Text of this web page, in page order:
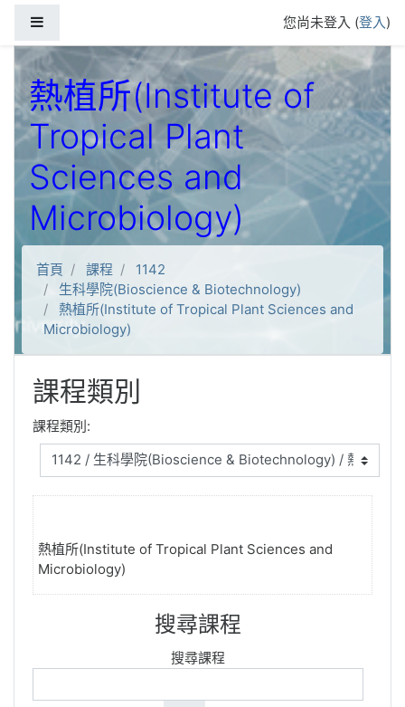
您尚未登入 (登入)
熱植所(Institute of
Tropical Plant
Sciences and
Microbiology)
首頁 課程
1142
生科學院(Bioscience & Biotechnology)
熱植所(Institute of Tropical Plant Sciences and
Microbiology)
課程類別
課程類別:
熱植所(Institute of Tropical Plant Sciences and
Microbiology)
搜尋課程
搜尋課程